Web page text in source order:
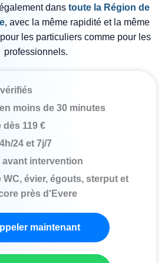
dans toute la Région de
, avec la même rapidité et la même
les particuliers comme pour les
professionnels.
moins de 30 minutes
dès 119 €
24 et 7j/7
avant intervention
WC, évier, égouts, sterput et
près d'Evere
maintenant